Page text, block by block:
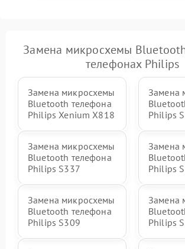
Замена микросхемы
телефонах Philips
Замена микросхемы
Bluetooth телефона
Philips Xenium X818
Замена
Philips
Замена микросхемы
Bluetooth телефона
Philips S337
Замена
Philips
Замена микросхемы
Bluetooth телефона
Philips S309
Замена
Philips